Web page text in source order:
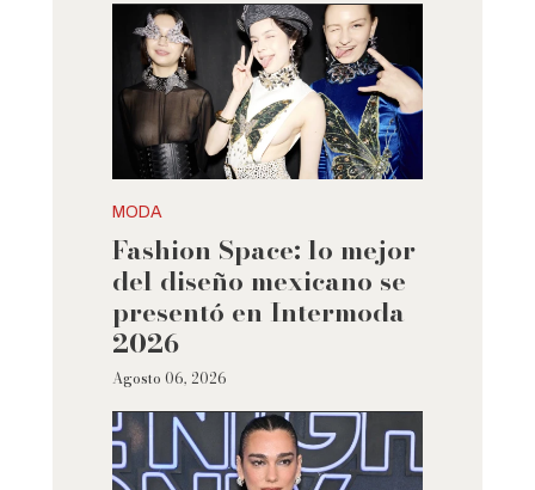
MODA
Fashion Space: lo mejor
del diseño mexicano se
presentó en Intermoda
2026
Agosto 06, 2026